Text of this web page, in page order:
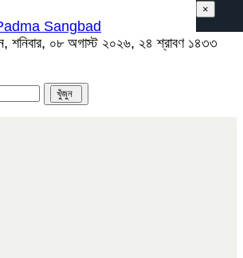
শনিবার, ০৮ অগাস্ট ২০২৬, ২৪ শ্রাবণ ১৪৩৩
×